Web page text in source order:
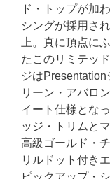
ド・トップが加
シングが採用さ
上。真に頂点に
たこのリミテッ
ジは
リーン・アバロ
イート仕様とな
ッジ・トリムと
高級ゴールド・
リルドット付き
ピックアップ・